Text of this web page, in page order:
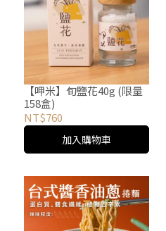
【呷米】旬鹽花40g (限量
158盒)
NT$760
加入購物車